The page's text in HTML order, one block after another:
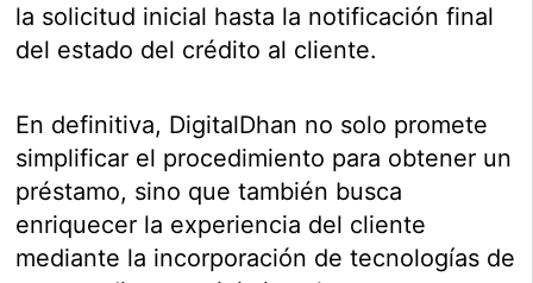
la solicitud inicial hasta la notificación final
del estado del crédito al cliente.
En definitiva, DigitalDhan no solo promete
simplificar el procedimiento para obtener un
préstamo, sino que también busca
enriquecer la experiencia del cliente
mediante la incorporación de tecnologías de